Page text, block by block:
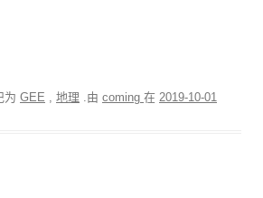
为 GEE 地理 .由 coming 在 2019-10-01